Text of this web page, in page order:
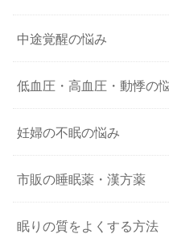
中途覚醒の悩み
低血圧・高血圧・動悸の
妊婦の不眠の悩み
市販の睡眠薬・漢方薬
眠りの質をよくする方法